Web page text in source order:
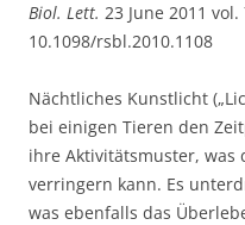
Biol. Lett. 23 June 2011
10.1098/rsbl.2010.1108
Nächtliches Kunstlicht
bei einigen Tieren den
ihre Aktivitätsmuster, was
verringern kann. Es
was ebenfalls das